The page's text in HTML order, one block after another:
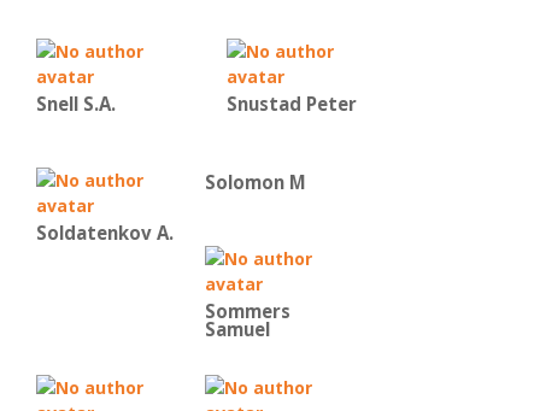
Snell S.A. Snustad Peter
Soldatenkov A.
Solomon M
Sommers
Samuel